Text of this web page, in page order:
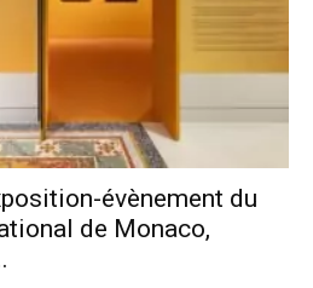
évènement du
de Monaco,